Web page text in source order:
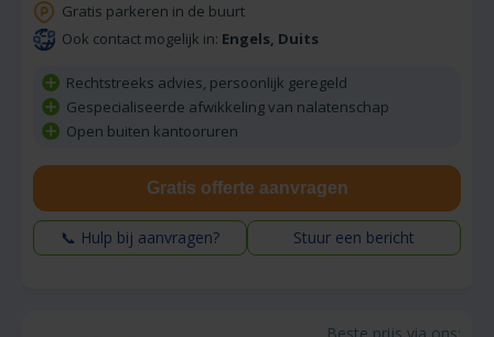
Gratis parkeren in de buurt
Ook contact mogelijk in: Engels, Duits
Rechtstreeks advies, persoonlijk geregeld
Gespecialiseerde afwikkeling van nalatenschap
Open buiten kantooruren
Gratis offerte aanvragen
📞 Hulp bij aanvragen? Stuur een bericht